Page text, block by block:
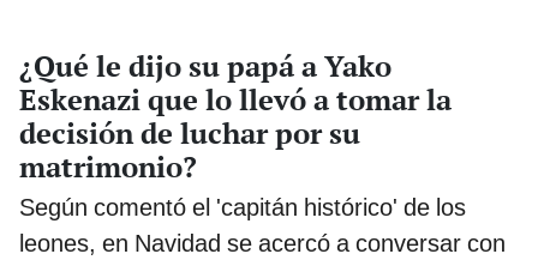
¿Qué le dijo su papá a Yako
Eskenazi que lo llevó a tomar la
decisión de luchar por su
matrimonio?
Según comentó el 'capitán histórico' de los
leones, en Navidad se acercó a conversar con